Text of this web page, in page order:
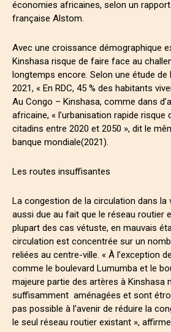
économies africaines, selon un
française Alstom.
Avec une croissance démographique
Kinshasa risque de faire face au
longtemps encore. Selon une étude de
2021, « En RDC, 45 % des habitants
Au Congo – Kinshasa, comme dans
africaine, « l’urbanisation rapide risque
citadins entre 2020 et 2050 », dit le
banque mondiale(2021).
Les routes insuffisantes
La congestion de la circulation dans la
aussi due au fait que le réseau routier
plupart des cas vétuste, en mauvais
circulation est concentrée sur un
reliées au centre-ville. « À l’exception
comme le boulevard Lumumba et le
majeure partie des artères à Kinshasa
suffisamment aménagées et sont
pas possible à l’avenir de réduire la
le seul réseau routier existant »,